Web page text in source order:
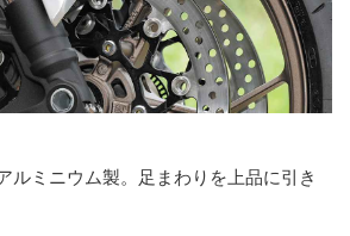
ルミニウム製。足まわりを上品に引き